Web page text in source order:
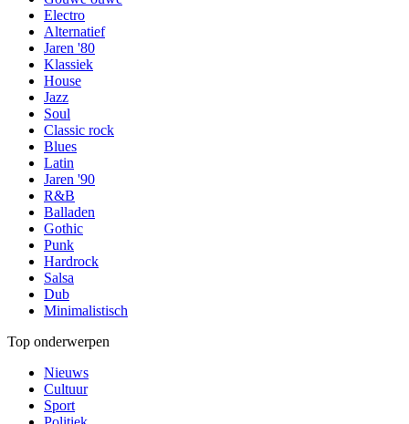
Electro
Alternatief
Jaren '80
Klassiek
House
Jazz
Soul
Classic rock
Blues
Latin
Jaren '90
R&B
Balladen
Gothic
Punk
Hardrock
Salsa
Dub
Minimalistisch
Top onderwerpen
Nieuws
Cultuur
Sport